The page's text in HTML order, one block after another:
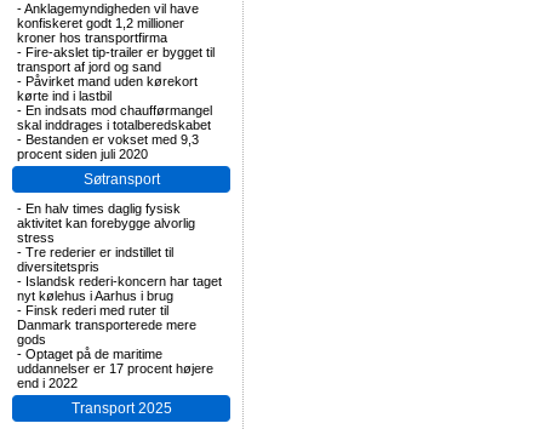
-Anklagemyndigheden vil have
konfiskeret godt 1,2 millioner
kroner hos transportfirma
- Fire-akslet tip-trailer er bygget til
transport af jord og sand
- Påvirket mand uden kørekort
kørte ind i lastbil
- En indsats mod chaufførmangel
skal inddrages i totalberedskabet
- Bestanden er vokset med 9,3
procent siden juli 2020
Søtransport
- En halv times daglig fysisk
aktivitet kan forebygge alvorlig
stress
- Tre rederier er indstillet til
diversitetspris
- Islandsk rederi-koncern har taget
nyt kølehus i Aarhus i brug
- Finsk rederi med ruter til
Danmark transporterede mere
gods
- Optaget på de maritime
uddannelser er 17 procent højere
end i 2022
Transport 2025